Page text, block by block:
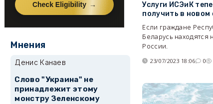
Услуги ИСЭиК
получить в новом
Если граждане
Беларусь находятся
России.
23/07/2023 18:06 0
Мнения
Денис Канаев
Слово "Украина" не
принадлежит этому
монстру Зеленскому